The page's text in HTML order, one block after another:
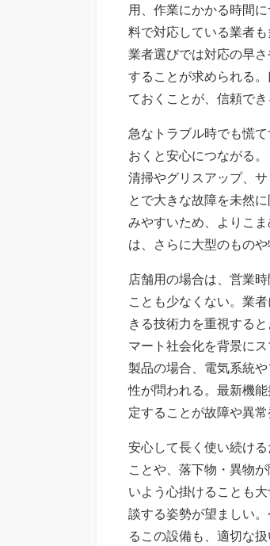
用、作業にかかる時間
料で対応している業者
業者選びでは対応の早
することが求められる
ておくことが、信頼で
急なトラブル時でも慌
おくと安心につながる
清掃やグリスアップ、
とで大きな故障を未然
みやすいため、よりこ
は、さらに大型のもの
店舗用の場合は、営業
ことも少なくない。業
きる技術力を重視する
マート社会化を背景に
製品の場合、電気系統
性が問われる。最新機
定することが故障や異
安心して長く使い続け
ことや、落下物・異物
いよう心掛けることも
談する姿勢が望ましい
るこの設備も、適切な